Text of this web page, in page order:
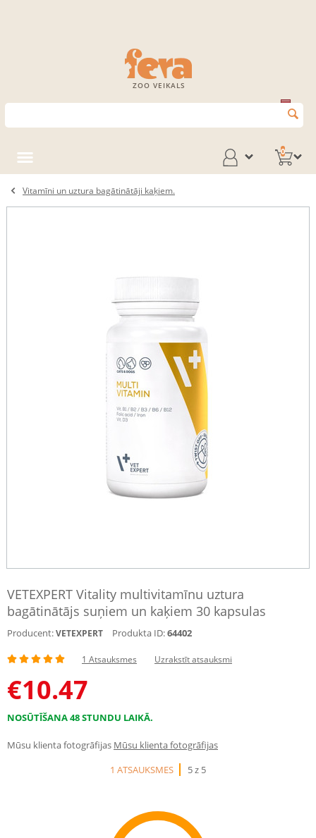
ZOO VEIKALS
0
Vitamīni un uztura bagātinātāji kaķiem.
VETEXPERT Vitality multivitamīnu uztura
bagātinātājs suņiem un kaķiem 30 kapsulas
Producent:VETEXPERT Produkta ID:64402
1 Atsauksmes Uzrakstīt atsauksmi
€10.47
NOSŪTĪŠANA 48 STUNDU LAIKĀ.
Mūsu klienta fotogrāfijas Mūsu klienta fotogrāfijas
1 ATSAUKSMES
5 z 5